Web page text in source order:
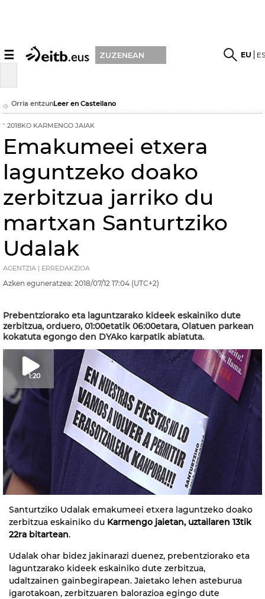
☰ ZUZENEAN EU
Orria entzunLeer en Castellano
2018KO KARMENGO JAIAK
Emakumeei etxera
laguntzeko doako
zerbitzua jarriko du
martxan Santurtziko
Udalak
AGENTZIA | ERREDAKZIOA
Azken eguneratzea: 2018/07/12 17:04 (UTC+2)
Prebentziorako eta laguntzarako kideek eskainiko dute
zerbitzua, orduero, 01:00etatik 06:00etara, Olatuen parkean
kokatuta egongo den DYAko karpatik abiatuta.
1:20
Santurtziko Udalak emakumeei etxera laguntzeko doako
zerbitzua eskainiko du Karmengo jaietan, uztailaren 13tik
22ra bitartean.
Udalak ohar bidez jakinarazi duenez, prebentziorako eta
laguntzarako kideek eskainiko dute zerbitzua,
udaltzainen gainbegirapean. Jaietako lehen asteburua
igarotakoan, zerbitzuaren balorazioa egingo dute